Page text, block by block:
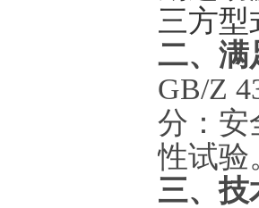
三方型
二、 满
GB/Z
分：安
性试验
三、技